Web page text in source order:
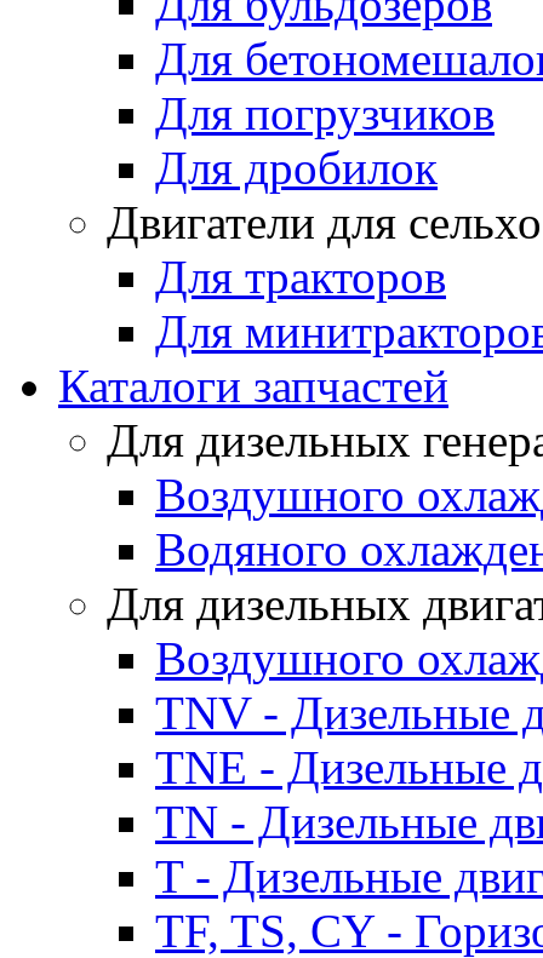
Для
Для погрузчиков
Для дробилок
Двигатели для
Для тракторов
Для
Каталоги запчастей
Для дизельных
Воздушного
Водяного
Для дизельных
Воздушного
TNV - Дизельные
TNE - Дизельные
TN - Дизельные
T - Дизельные
TF, TS, CY -